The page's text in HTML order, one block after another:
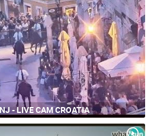
- LIVE CAM CROATIA